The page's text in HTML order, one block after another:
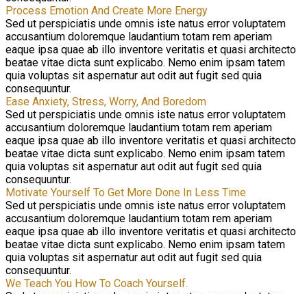
Process Emotion And Create More Energy
Sed ut perspiciatis unde omnis iste natus error voluptatem
accusantium doloremque laudantium totam rem aperiam
eaque ipsa quae ab illo inventore veritatis et quasi architecto
beatae vitae dicta sunt explicabo. Nemo enim ipsam tatem
quia voluptas sit aspernatur aut odit aut fugit sed quia
consequuntur.
Ease Anxiety, Stress, Worry, And Boredom
Sed ut perspiciatis unde omnis iste natus error voluptatem
accusantium doloremque laudantium totam rem aperiam
eaque ipsa quae ab illo inventore veritatis et quasi architecto
beatae vitae dicta sunt explicabo. Nemo enim ipsam tatem
quia voluptas sit aspernatur aut odit aut fugit sed quia
consequuntur.
Motivate Yourself To Get More Done In Less Time
Sed ut perspiciatis unde omnis iste natus error voluptatem
accusantium doloremque laudantium totam rem aperiam
eaque ipsa quae ab illo inventore veritatis et quasi architecto
beatae vitae dicta sunt explicabo. Nemo enim ipsam tatem
quia voluptas sit aspernatur aut odit aut fugit sed quia
consequuntur.
We Teach You How To Coach Yourself.